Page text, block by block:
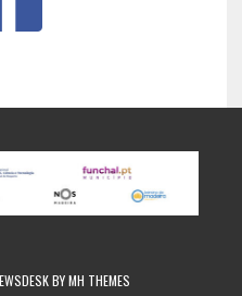
BYMH THEMES